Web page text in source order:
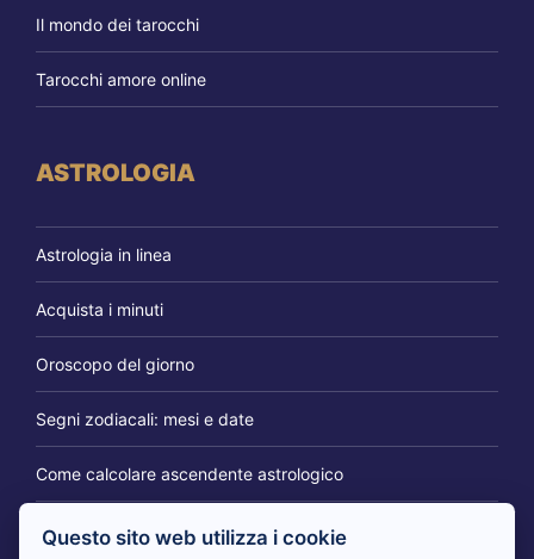
Il mondo dei tarocchi
Tarocchi amore online
ASTROLOGIA
Astrologia in linea
Acquista i minuti
Oroscopo del giorno
Segni zodiacali: mesi e date
Come calcolare ascendente astrologico
Questo sito web utilizza i cookie